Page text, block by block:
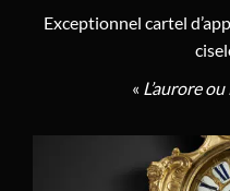
Exceptionnel cartel
« L’aurore ou